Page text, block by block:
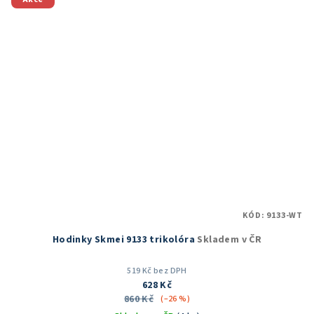
Hodinky Skmei 9133 trikolóra Skladem v ČR
519 Kč bez DPH
628 Kč
860 Kč (–26 %)
KÓD: 9133-WT